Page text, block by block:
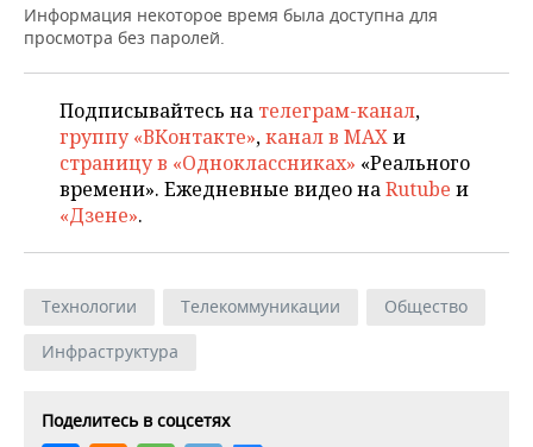
ЭНЕРГЕТИКА
УСЛУГИ
МЕДИА
ТЕЛЕКОММУНИКАЦИИ
ВЫЕЗДНАЯ РЕДАКЦИЯ
БИЗНЕС-БРАНЧИ
ONLINE-КОНФЕРЕНЦИИ
ОТКРЫТАЯ ЛЕКЦИЯ
НОВОСТИ СПОРТА
ФУТБОЛ
ХОККЕЙ
БАСКЕТБОЛ
КИБЕРСПОРТ
ФИГУРНОЕ КАТАНИЕ
ОБЩЕСТВО
НОВОСТИ ОБЩЕСТВА
ВЛАСТЬ
ИНФРАСТРУКТУРА
КУЛЬТУРА
МЕДИЦИНА
ФОТОГАЛЕРЕЯ
СЮЖЕТЫ
СПРАВОЧНИК
СПИСОК КОМПАНИЙ
Информация некоторое время была доступна для
просмотра без паролей.
Подписывайтесь на телеграм-канал,
группу «ВКонтакте»,канал в MAXи
страницу в «Одноклассниках» «Реального
времени». Ежедневные видео наRutube и
«Дзене».
Технологии Телекоммуникации
Общество
Инфраструктура
Поделитесь в соцсетях